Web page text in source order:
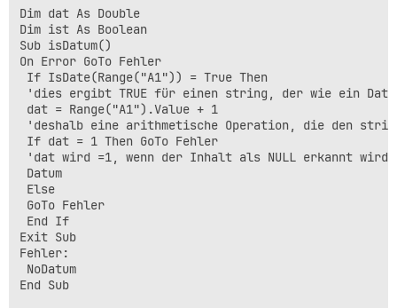
Dim dat As Double
Dim ist As Boolean
Sub isDatum()
On Error GoTo Fehler
If IsDate(Range("A1")) = True Then
'dies ergibt TRUE für einen string, der wie ein
dat = Range("A1").Value + 1
'deshalb eine arithmetische Operation, die den
If dat = 1 Then GoTo Fehler
'dat wird =1, wenn der Inhalt als NULL erkannt wird
Datum
Else
GoTo Fehler
End If
Exit Sub
Fehler:
NoDatum
End Sub